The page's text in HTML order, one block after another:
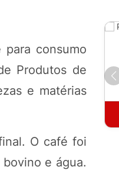
consumo
Produtos de
e matérias
O café foi
e água.
Líquido